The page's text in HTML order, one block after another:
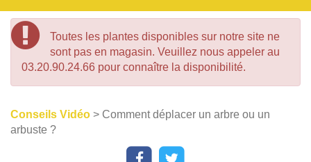
Toutes les plantes disponibles sur notre site ne
sont pas en magasin. Veuillez nous appeler au
03.20.90.24.66 pour connaître la disponibilité.
Conseils Vidéo > Comment déplacer un arbre ou un
arbuste ?